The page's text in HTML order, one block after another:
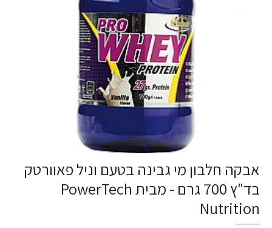
אבקה חלבון מי גבינה בטעם וניל פאוורטק
בד"ץ 700 גרם - מבית PowerTech
Nutrition